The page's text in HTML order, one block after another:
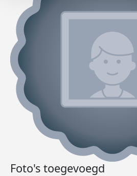
Foto's toegevoegd